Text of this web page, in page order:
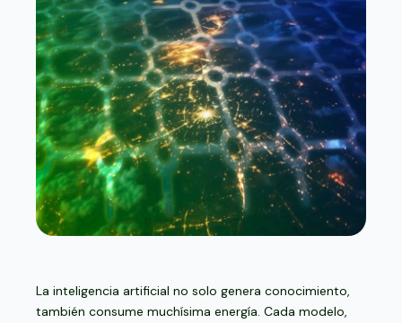
La inteligencia artificial no solo genera conocimiento,
también consume muchísima energía. Cada modelo,